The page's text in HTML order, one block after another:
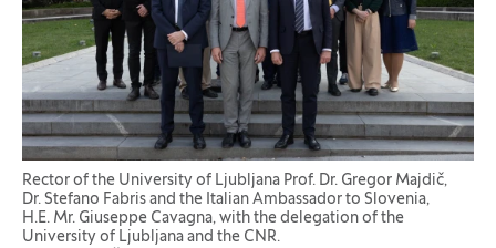
Rector of the University of Ljubljana Prof. Dr. Gregor Majdič,
Dr. Stefano Fabris and the Italian Ambassador to Slovenia,
H.E. Mr. Giuseppe Cavagna, with the delegation of the
University of Ljubljana and the CNR.